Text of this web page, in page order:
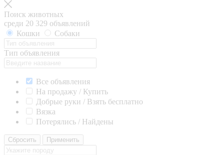
Поиск животных
среди 20 329 объявлений
Кошки
Собаки
Тип объявления
Все объявления
На продажу / Купить
Добрые руки / Взять бесплатно
Вязка
Потерялись / Найдены
Сбросить Применить